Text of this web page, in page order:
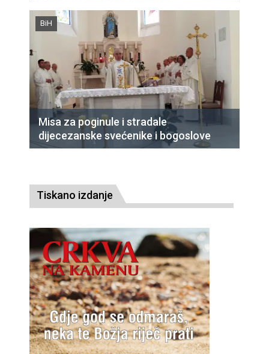
BiH
Misa za poginule i stradale
dijecezanske svećenike i bogoslove
Tiskano izdanje